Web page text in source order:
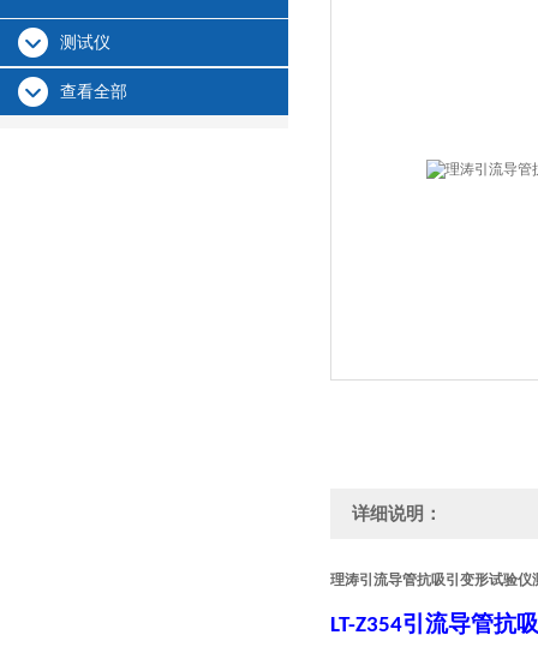
测试仪
查看全部
详细说明：
理涛引流导管抗吸引变形试验仪
LT-Z354引流导管抗